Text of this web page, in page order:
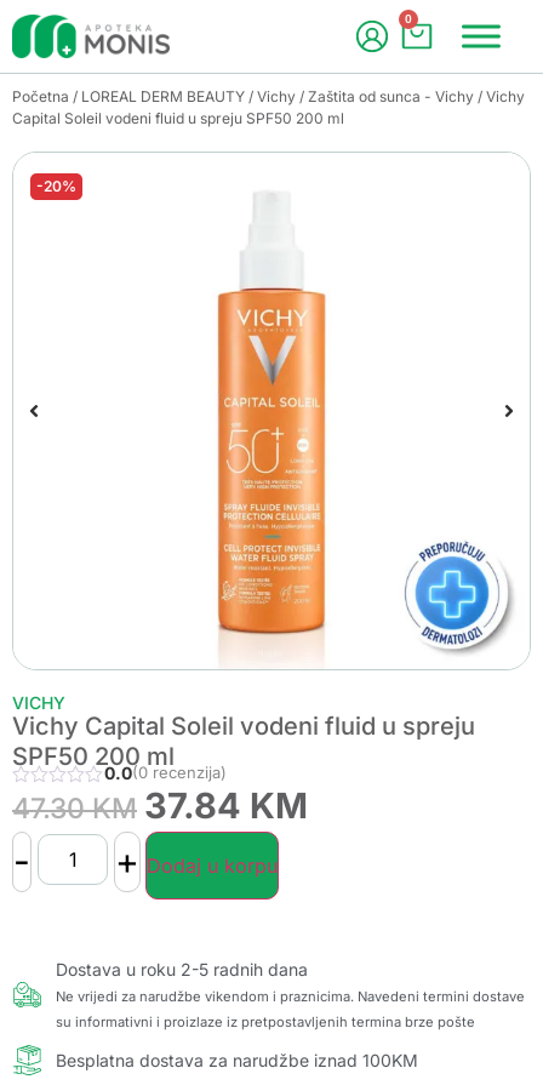
0
Početna / LOREAL DERM BEAUTY / Vichy / Zaštita od sunca - Vichy / Vichy
Capital Soleil vodeni fluid u spreju SPF50 200 ml
-20%
VICHY
Vichy Capital Soleil vodeni fluid u spreju
SPF50 200 ml
0.0(0 recenzija)
47.30KM 37.84 KM
- + Dodaj u korpu
Dostava u roku 2-5 radnih dana
Ne vrijedi za narudžbe vikendom i praznicima. Navedeni termini dostave
su informativni i proizlaze iz pretpostavljenih termina brze pošte
Besplatna dostava za narudžbe iznad 100KM